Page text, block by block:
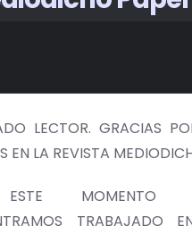
LECTOR. GRACIAS
EN LA REVISTA
MOMENTO
TRABAJADO